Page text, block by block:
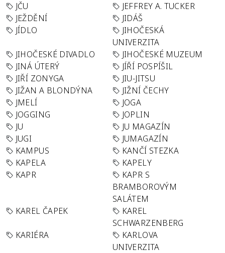
JČU
JEFFREY A. TUCKER
JEŽDĚNÍ
JIDÁŠ
JÍDLO
JIHOČESKÁ
UNIVERZITA
JIHOČESKÉ DIVADLO
JIHOČESKÉ MUZEUM
JINÁ ÚTERÝ
JÍŘÍ POSPÍŠIL
JIŘÍ ZONYGA
JIU-JITSU
JIŽAN A BLONDÝNA
JIŽNÍ ČECHY
JMELÍ
JOGA
JOGGING
JOPLIN
JU
JU MAGAZÍN
JUGI
JUMAGAZÍN
KAMPUS
KANČÍ STEZKA
KAPELA
KAPELY
KAPR
KAPR S
BRAMBOROVÝM
SALÁTEM
KAREL ČAPEK
KAREL
SCHWARZENBERG
KARIÉRA
KARLOVA
UNIVERZITA